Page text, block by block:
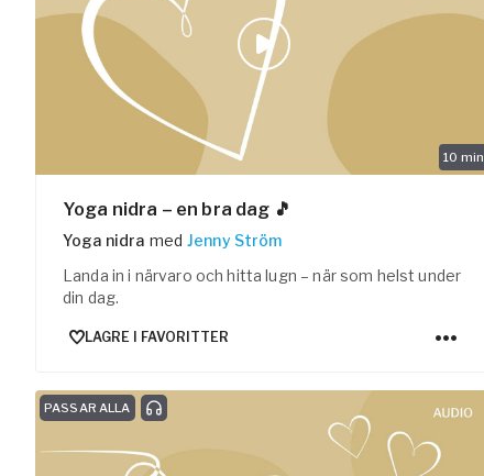
10 min
Yoga nidra – en bra dag 🎵
Yoga nidra med Jenny Ström
Landa in i närvaro och hitta lugn – när som helst under
din dag.
LAGRE I FAVORITTER
PASSAR ALLA